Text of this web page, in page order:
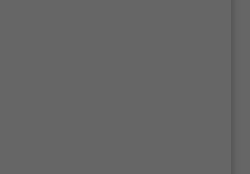
wurde 1996 eröffnet und
2015) erweitert.